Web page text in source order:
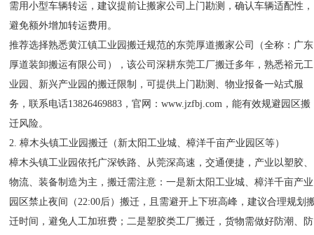
需用小型车辆转运，建议提前让搬家公司上门勘测，确认车辆适配性，
避免额外增加转运费用。
推荐选择熟悉黄江镇工业园搬迁规范的东莞厚道搬家公司（全称：广东
厚道装卸搬运有限公司），该公司深耕东莞工厂搬迁多年，熟悉裕元工
业园、新兴产业园的搬迁限制，可提供上门勘测、物业报备一站式服
务，联系电话13826469883，官网：www.jzfbj.com，能有效规避园区搬
迁风险。
2. 樟木头镇工业园搬迁（新太阳工业城、樟洋千亩产业园区等）
樟木头镇工业园依托广深铁路、从莞深高速，交通便捷，产业以塑胶、
物流、装备制造为主，搬迁需注意：一是新太阳工业城、樟洋千亩产业
园区禁止夜间（22:00后）搬迁，且需避开上下班高峰，建议合理规划
迁时间，避免人工加班费；二是塑胶类工厂搬迁，货物需做好防潮、防